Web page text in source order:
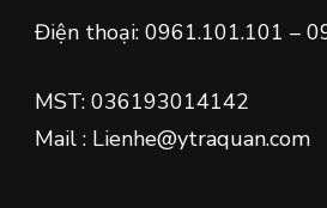
Điện thoại: 0961.101.101 –
MST: 036193014142
Mail : Lienhe@ytraquan.com